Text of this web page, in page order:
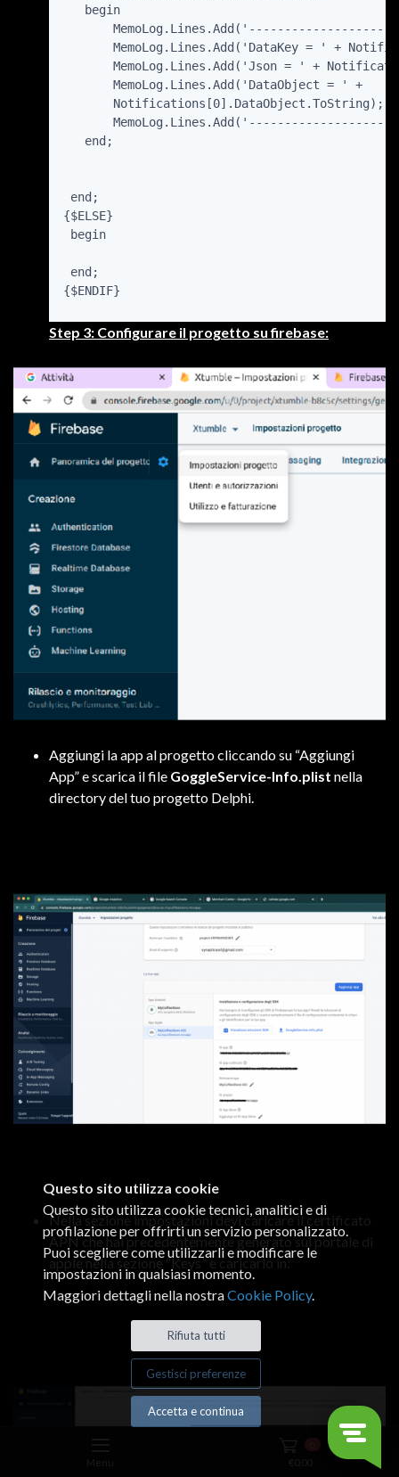
   begin
MemoLog.Lines.Add('DataKey = ' +
MemoLog.Lines.Add('Json = ' +
       MemoLog.Lines.Add('DataObject = ' +
       Notifications[0].DataObject.ToString);
   end;
end;
{$ELSE}
begin
end;
{$ENDIF}
Step 3: Configurare il progetto su firebase:
Aggiungi la app al progetto cliccando su “Aggiungi
App” e scarica il file GoggleService-Info.plist nella
directory del tuo progetto Delphi.
Nella sezione impostazioni devi caricare il certificato
APN che hai precedentemente generato sul portale di
apple nella sezione “Keys” e caricarlo in:
Questo sito utilizza cookie
Questo sito utilizza cookie tecnici, analitici e di
profilazione per offrirti un servizio personalizzato.
Puoi scegliere come utilizzarli e modificare le
impostazioni in qualsiasi momento.
Maggiori dettagli nella nostraCookie Policy.
Rifiuta tutti
Gestisci preferenze
Accetta e continua